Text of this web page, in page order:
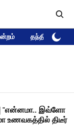
தந்தி டிவி
"என்னமா.. இவ்ளோ
உணவகத்தில் திடீர்